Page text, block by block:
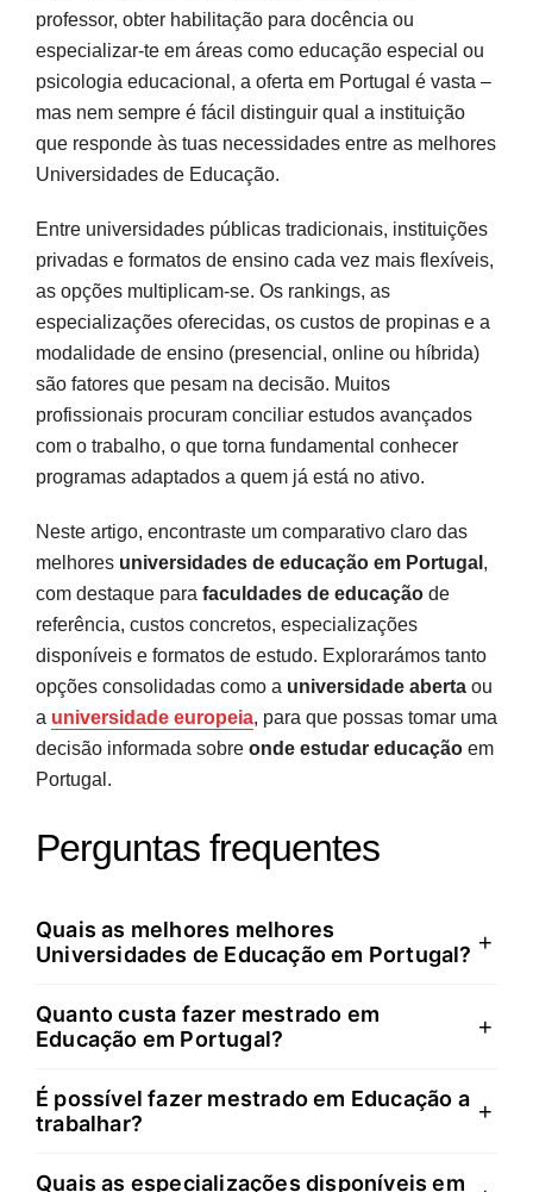
professor, obter habilitação para docência ou
especializar-te em áreas como educação especial ou
psicologia educacional, a oferta em Portugal é vasta –
mas nem sempre é fácil distinguir qual a instituição
que responde às tuas necessidades entre as melhores
Universidades de Educação.
Entre universidades públicas tradicionais, instituições
privadas e formatos de ensino cada vez mais flexíveis,
as opções multiplicam-se. Os rankings, as
especializações oferecidas, os custos de propinas e a
modalidade de ensino (presencial, online ou híbrida)
são fatores que pesam na decisão. Muitos
profissionais procuram conciliar estudos avançados
com o trabalho, o que torna fundamental conhecer
programas adaptados a quem já está no ativo.
Neste artigo, encontraste um comparativo claro das
melhores universidades de educação em Portugal ,
com destaque para faculdades de educação de
referência, custos concretos, especializações
disponíveis e formatos de estudo. Explorarámos tanto
opções consolidadas como a universidade aberta ou
a universidade europeia, para que possas tomar uma
decisão informada sobre onde estudar educação em
Portugal.
Perguntas frequentes
Quais as melhores melhores
Universidades de Educação em Portugal? +
A Universidade do Porto, Universidade de Coimbra e
Universidade de Lisboa lideram os rankings
pretendida: Porto e Coimbra destacam-se em Ciências
ISCTE lidera em Psicologia. Consulta os rankings
Quanto custa fazer mestrado em
Educação em Portugal?
+
Entre as melhores Universidades de Educação, nas
universidades públicas, a propina anual ronda os
É possível fazer mestrado em Educação a
trabalhar?
+
Sim. As universidades privadas oferecem mestrados
Quais as especializações disponíveis em